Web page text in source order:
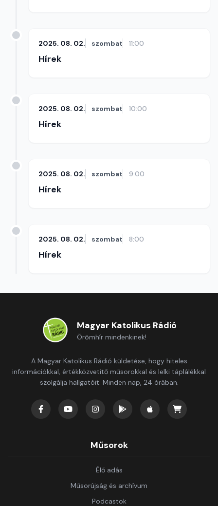
2025. 08. 02. szombat 11:00
Hírek
2025. 08. 02. szombat 10:00
Hírek
2025. 08. 02. szombat 9:00
Hírek
2025. 08. 02. szombat 8:00
Hírek
Magyar Katolikus Rádió
Örömhír mindenkinek!
A Magyar Katolikus Rádió küldetése, hogy hiteles
információkkal, értékközvetítő műsorokkal és lelki táplálékkal
szolgálja hallgatóit. Minden nap, 24 órában.
Műsorok
Élő adás
Műsorújság és archívum
Podcastok